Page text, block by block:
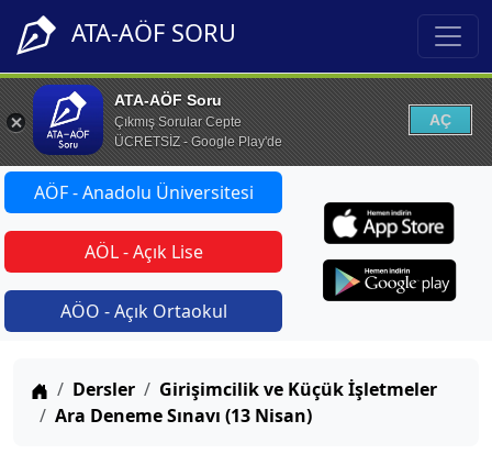
ATA-AÖF SORU
ATA-AÖF Soru
Çıkmış Sorular Cepte
ÜCRETSİZ - Google Play'de
AÇ
AÖF - Anadolu Üniversitesi
AÖL - Açık Lise
AÖO - Açık Ortaokul
Anasayfa
Dersler
Girişimcilik ve Küçük İşletmeler
Ara Deneme Sınavı (13 Nisan)